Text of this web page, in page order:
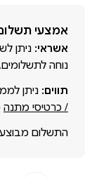
אמצעי
אמצעי
תשלום
אשראי: ניתן
נוחה לתשלומים.
תווים: ניתן
/ כרטיסי מתנה
התשלום מבוצע